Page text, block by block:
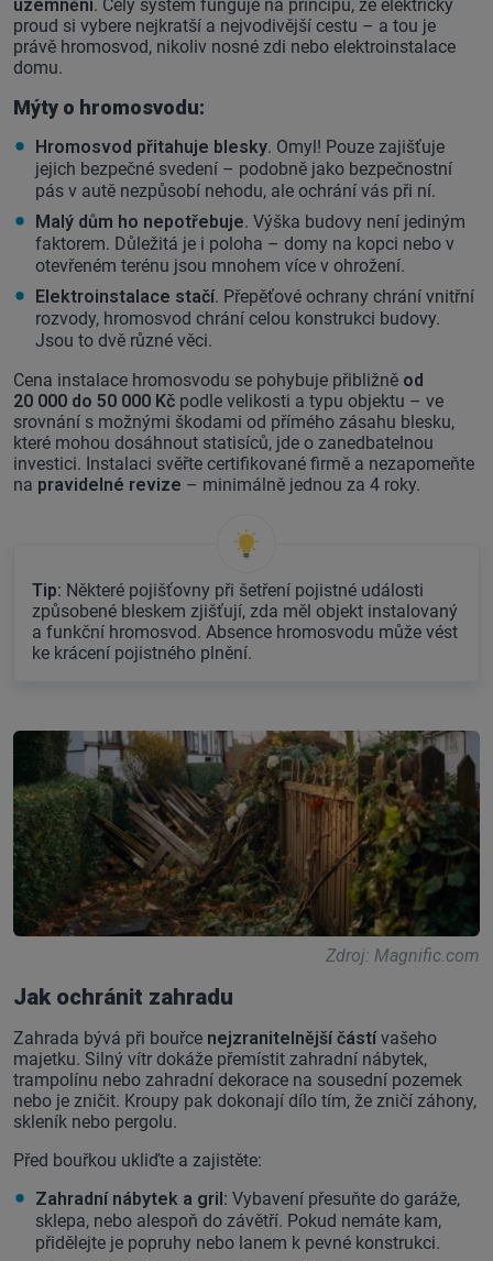
uzemnění. Celý systém funguje na principu, že elektrický
proud si vybere nejkratší a nejvodivější cestu – a tou je
právě hromosvod, nikoliv nosné zdi nebo elektroinstalace
domu.
Mýty o hromosvodu:
Hromosvod přitahuje blesky. Omyl! Pouze zajišťuje
jejich bezpečné svedení – podobně jako bezpečnostní
pás v autě nezpůsobí nehodu, ale ochrání vás při ní.
Malý dům ho nepotřebuje. Výška budovy není jediným
faktorem. Důležitá je i poloha – domy na kopci nebo v
otevřeném terénu jsou mnohem více v ohrožení.
Elektroinstalace stačí. Přepěťové ochrany chrání vnitřní
rozvody, hromosvod chrání celou konstrukci budovy.
Jsou to dvě různé věci.
Cena instalace hromosvodu se pohybuje přibližně od
20 000 do 50 000 Kč podle velikosti a typu objektu – ve
srovnání s možnými škodami od přímého zásahu blesku,
které mohou dosáhnout statisíců, jde o zanedbatelnou
investici. Instalaci svěřte certifikované firmě a nezapomeňte
na pravidelné revize – minimálně jednou za 4 roky.
Tip: Některé pojišťovny při šetření pojistné události
způsobené bleskem zjišťují, zda měl objekt instalovaný
a funkční hromosvod. Absence hromosvodu může vést
ke krácení pojistného plnění.
Zdroj: Magnific.com
Jak ochránit zahradu
Zahrada bývá při bouřce nejzranitelnější částívašeho
majetku. Silný vítr dokáže přemístit zahradní nábytek,
trampolínu nebo zahradní dekorace na sousední pozemek
nebo je zničit. Kroupy pak dokonají dílo tím, že zničí záhony,
skleník nebo pergolu.
Před bouřkou ukliďte a zajistěte:
Zahradní nábytek a gril: Vybavení přesuňte do garáže,
sklepa, nebo alespoň do závětří. Pokud nemáte kam,
přidělejte je popruhy nebo lanem k pevné konstrukci.